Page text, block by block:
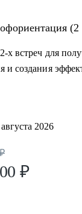
(2
х встреч для
и создания
2026
₽
₽